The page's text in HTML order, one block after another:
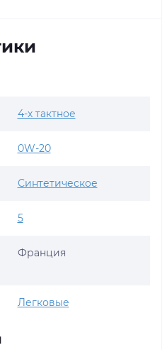
4-х тактное
0W-20
Синтетическое
5
Франция
Легковые